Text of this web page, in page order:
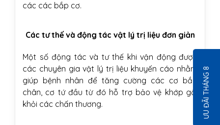
các các bắp cơ.
Các tư thế và động tác vật lý trị liệu đơn giản
Một số động tác và tư thế khi vận động được
các chuyên gia vật lý trị liệu khuyến cáo nhằm
giúp bệnh nhân để tăng cường các cơ bắp
chân, cơ tứ đầu từ đó hỗ trợ bảo vệ khớp gối
khỏi các chấn thương.
ƯU ĐÃI THÁNG 8